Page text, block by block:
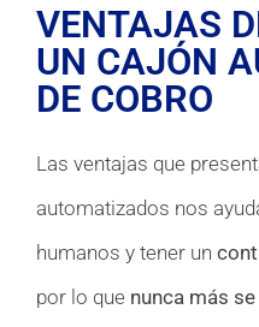
VENTAJAS
UN CAJÓN
DE COBRO
Las ventajas que
automatizados nos
humanos y tener un
por lo que nunca más